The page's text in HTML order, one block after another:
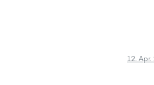
12. Apr.